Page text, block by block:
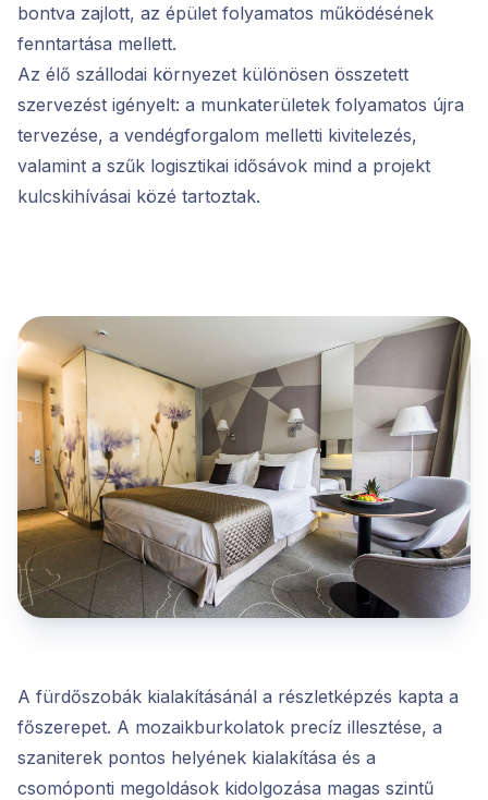
bontva zajlott, az épület folyamatos működésének
fenntartása mellett.
Az élő szállodai környezet különösen összetett
szervezést igényelt: a munkaterületek folyamatos újra
tervezése, a vendégforgalom melletti kivitelezés,
valamint a szűk logisztikai idősávok mind a projekt
kulcskihívásai közé tartoztak.
A fürdőszobák kialakításánál a részletképzés kapta a
főszerepet. A mozaikburkolatok precíz illesztése, a
szaniterek pontos helyének kialakítása és a
csomóponti megoldások kidolgozása magas szintű